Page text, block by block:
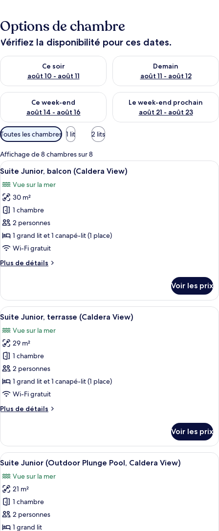
x
n
o
é
s
p
e
Options de chambre
Vérifiez la disponibilité pour ces dates.
Ce soir
août 10 - août 11
Vérifier la disponibilité pour ce soir août 10 - août 11
Demain
août 11 - août 12
Vérifier la disponibilité pour
Ce week-end
août 14 - août 16
Vérifier la disponibilité pour ce week-end août 14 - août 16
Le week-end prochain
août 21 - août 23
Vérifier la disponibilité pour
Filtres
disponibles
pour
les
chambres
Toutes les chambres 1 lit 2 lits
Affichage de 8 chambres sur 8
Afficher
toutes
les
photos
pour
ce
type
de
chambre :
Suite
(Caldera
View)
Une pièce lumineuse et blanche,
8
Suite Junior, balcon (Caldera View)
Vue sur la mer
30 m²
1 chambre
2 personnes
1 grand lit et 1 canapé-lit (1 place)
Wi-Fi gratuit
Plus de détails
Plus
le
type
de
Suite
Junior,
balcon
(Caldera
View)
Voir les prix
Afficher
toutes
les
photos
pour
ce
type
de
chambre :
Suite
(Caldera
View)
Un balcon blanc donnant sur la mer,
12
Suite Junior, terrasse (Caldera View)
Vue sur la mer
29 m²
1 chambre
2 personnes
1 grand lit et 1 canapé-lit (1 place)
Wi-Fi gratuit
Plus de détails
Plus
le
type
de
Suite
Junior,
terrasse
(Caldera
View)
Voir les prix
Afficher
toutes
les
photos
pour
ce
type
Un bâtiment blanc surmonté d’un
11
Suite Junior (Outdoor Plunge Pool, Caldera View)
Vue sur la mer
21 m²
1 chambre
2 personnes
1 grand lit